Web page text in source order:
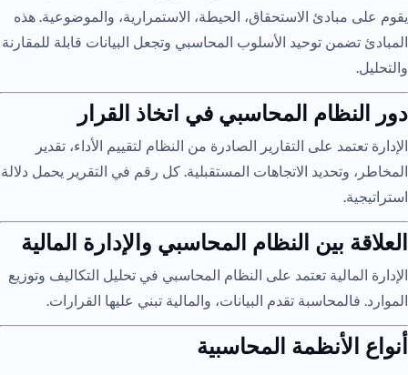
يقوم على مبادئ الاستحقاق، الحيطة، الاستمرارية، والموضوعية. هذه
المبادئ تضمن توحيد الأسلوب المحاسبي وتجعل البيانات قابلة للمقارنة
والتحليل.
دور النظام المحاسبي في اتخاذ القرار
الإدارة تعتمد على التقارير الصادرة من النظام لتقييم الأداء، تقدير
المخاطر، وتحديد الاتجاهات المستقبلية. كل رقم في التقرير يحمل دلالة
استراتيجية.
العلاقة بين النظام المحاسبي والإدارة المالية
الإدارة المالية تعتمد على النظام المحاسبي في تحليل التكاليف وتوزيع
الموارد. فالمحاسبة تقدم البيانات، والمالية تبني عليها القرارات.
أنواع الأنظمة المحاسبية